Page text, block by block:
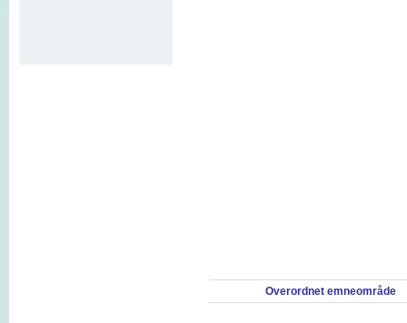
Overordnet emneområde